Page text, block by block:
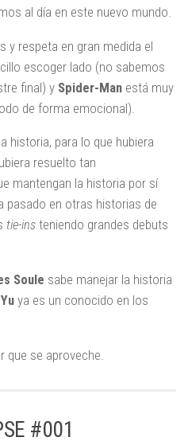
al día en este nuevo mundo.
y respeta en gran medida el
escoger lado (no sabemos
final) y Spider-Man está muy
de forma emocional).
historia, para lo que hubiera
resuelto tan
mantengan la historia por sí
pasado en otras historias de
tie-ins teniendo grandes debuts
Soule sabe manejar la historia
ya es un conocido en los
que se aproveche.
#001